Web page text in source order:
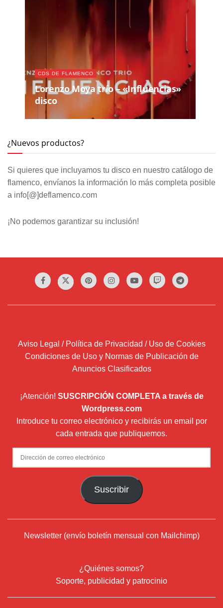
CDS DE FLAMENCO
Lorenzo Moya trío – «Influencias»
disco
¿Nuevos productos?
Si quieres que incluyamos tu disco en nuestro catálogo de
flamenco, envíanos la información lo más completa posible
a info[@]deflamenco.com
¡No podemos garantizar su inclusión!
Aviso Legal / Política de Privacidad / Uso de Cookies
Condiciones de Uso y Normas de Publicación de
Anuncios Clasificados
¡Atención! SUSCRIPCIÓN COMPLETA a través de
Wordpress.com
Introduce tu correo electrónico y recibirás un email por
cada entrada que publiquemos.
Dirección
de
Suscribir
Newsletter (envío boletín mensual con Mailchimp)
¿Quiénes somos?
Soporte, publicidad y patrocinio